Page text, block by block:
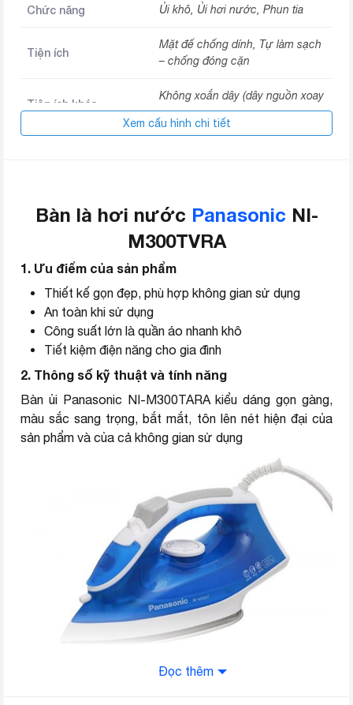
Chức năng Ủi khô, Ủi hơi nước, Phun tia
Tiện ích
Mặt đế chống dính, Tự làm sạch
– chống đóng cặn
Tiện ích khác
Không xoắn dây (dây nguồn xoay
360 độ)
Kích thước
Dài 27.51 cm – Rộng 12.5 cm –
Cao 15 cm
Nơi lắp ráp Trung Quốc
Thương hiệu (lọc) Panasonic
Xem cấu hình chi tiết
Bàn là hơi nước Panasonic NI-
M300TVRA
1. Ưu điểm của sản phẩm
Thiết kế gọn đẹp, phù hợp không gian sử dụng
An toàn khi sử dụng
Công suất lớn là quần áo nhanh khô
Tiết kiệm điện năng cho gia đình
2. Thông số kỹ thuật và tính năng
Bàn ủi Panasonic NI-M300TARA kiểu dáng gọn gàng,
màu sắc sang trọng, bắt mắt, tôn lên nét hiện đại của
sản phẩm và của cả không gian sử dụng
Đọc thêm